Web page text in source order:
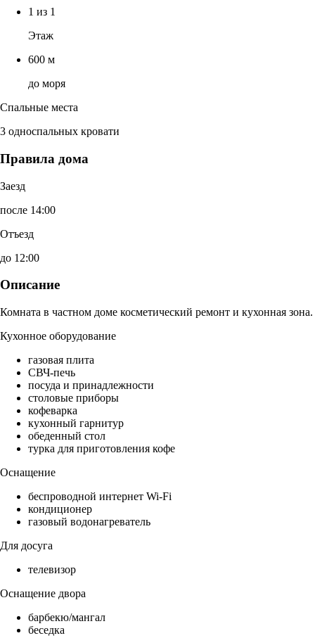
1 из 1
Этаж
600 м
до моря
Спальные места
3 односпальных кровати
Правила дома
Заезд
после 14:00
Отъезд
до 12:00
Описание
Комната в частном доме косметический ремонт и кухонная зона.
Кухонное оборудование
газовая плита
СВЧ-печь
посуда и принадлежности
столовые приборы
кофеварка
кухонный гарнитур
обеденный стол
турка для приготовления кофе
Оснащение
беспроводной интернет Wi-Fi
кондиционер
газовый водонагреватель
Для досуга
телевизор
Оснащение двора
барбекю/мангал
беседка